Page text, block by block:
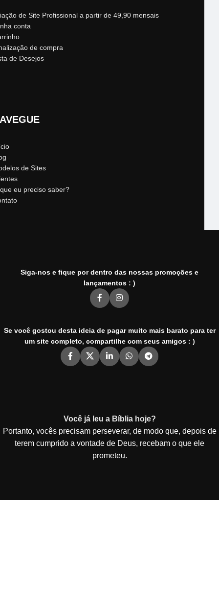
de Site Profissional a partir de 49,90 mensais
conta
de compra
de Desejos
de Sites
eu preciso saber?
Siga-nos e fique por dentro das nossas promoções e
lançamentos : )
Se você gostou desta ideia de pagar muito mais barato para ter
um site completo, compartilhe com seus amigos : )
Você já leu a Bíblia hoje?
Portanto, vocês precisam perseverar, de modo que, depois de
terem cumprido a vontade de Deus, recebam o que ele
prometeu.